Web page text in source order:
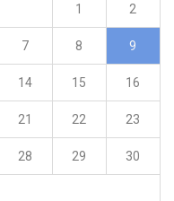
1 2
7 8 9
14 15 16
21 22 23
28 29 30